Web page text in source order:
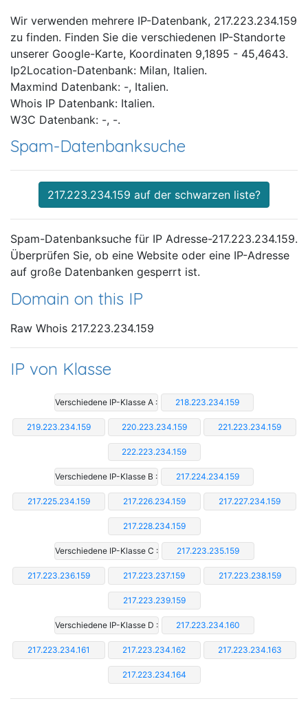
Wir verwenden mehrere IP-Datenbank, 217.223.234.159
zu finden. Finden Sie die verschiedenen IP-Standorte
unserer Google-Karte, Koordinaten 9,1895 - 45,4643.
Ip2Location-Datenbank: Milan, Italien.
Maxmind Datenbank: -, Italien.
Whois IP Datenbank: Italien.
W3C Datenbank: -, -.
Spam-Datenbanksuche
217.223.234.159 auf der schwarzen liste?
Spam-Datenbanksuche für IP Adresse-217.223.234.159.
Überprüfen Sie, ob eine Website oder eine IP-Adresse
auf große Datenbanken gesperrt ist.
Domain on this IP
Raw Whois 217.223.234.159
IP von Klasse
Verschiedene IP-Klasse A : 218.223.234.159
219.223.234.159 220.223.234.159 221.223.234.159
222.223.234.159
Verschiedene IP-Klasse B : 217.224.234.159
217.225.234.159 217.226.234.159 217.227.234.159
217.228.234.159
Verschiedene IP-Klasse C : 217.223.235.159
217.223.236.159 217.223.237.159 217.223.238.159
217.223.239.159
Verschiedene IP-Klasse D : 217.223.234.160
217.223.234.161 217.223.234.162 217.223.234.163
217.223.234.164